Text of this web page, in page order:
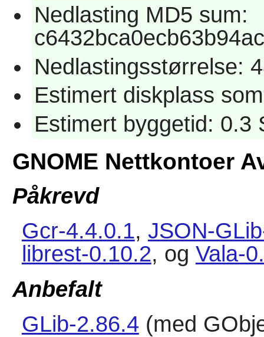
Nedlasting MD5 sum:
Nedlastingsstørrelse:
Estimert diskplass
Estimert byggetid: 0.3
GNOME Nettkontoer
Påkrevd
Gcr-4.4.0.1, JSON-
librest-0.10.2, og Vala-
Anbefalt
GLib-2.86.4 (med